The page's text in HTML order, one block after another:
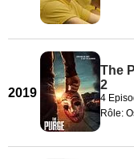
2019
The
2
4
Rôle: